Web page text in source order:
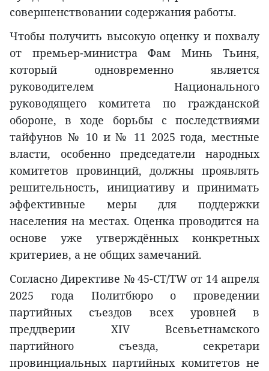
совершенствовании содержания работы.
Чтобы получить высокую оценку и похвалу
от премьер-министра Фам Минь Тьиня,
который одновременно является
руководителем Национального
руководящего комитета по гражданской
обороне, в ходе борьбы с последствиями
тайфунов № 10 и № 11 2025 года, местные
власти, особенно председатели народных
комитетов провинций, должны проявлять
решительность, инициативу и принимать
эффективные меры для поддержки
населения на местах. Оценка проводится на
основе уже утверждённых конкретных
критериев, а не общих замечаний.
Согласно Директиве № 45-CT/TW от 14 апреля
2025 года Политбюро о проведении
партийных съездов всех уровней в
преддверии XIV Всевьетнамского
партийного съезда, секретари
провинциальных партийных комитетов не